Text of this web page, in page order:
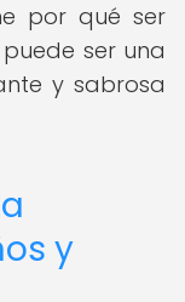
por qué ser
ser una
y sabrosa
y